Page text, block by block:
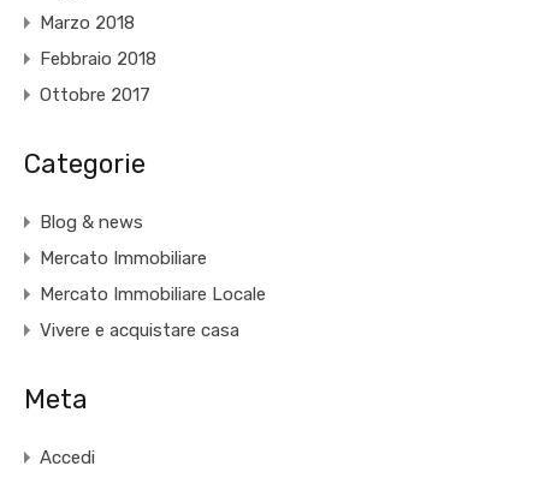
Marzo 2018
Febbraio 2018
Ottobre 2017
Categorie
Blog & news
Mercato Immobiliare
Mercato Immobiliare Locale
Vivere e acquistare casa
Meta
Accedi